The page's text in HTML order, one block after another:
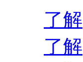
了解
了解